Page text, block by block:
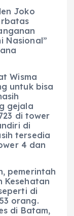
Joko
Nasional”
Wisma
untuk bisa
gejala
di tower
di
tersedia
4 dan
pemerintah
Kesehatan
di
orang.
di Batam,